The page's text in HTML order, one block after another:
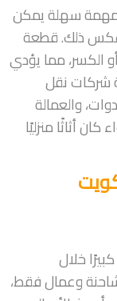
مهمة سهلة يمكن
عكس ذلك. قطعة
الكسر، مما يؤدي
شركات نقل
والعمالة
أثاثًا منزليًا
خلال
شاحنة وعمال فقط،